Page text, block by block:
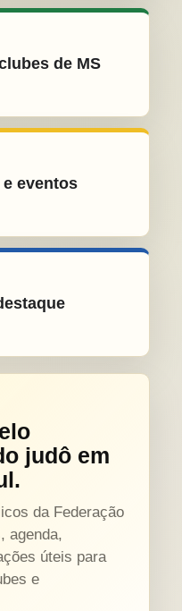
de MS
eventos
judô em
da Federação
agenda,
úteis para
e